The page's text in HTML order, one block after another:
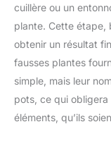
cuillère ou un
plante. Cette étape,
obtenir un résultat
fausses plantes
simple, mais leur
pots, ce qui obligera
éléments, qu’ils